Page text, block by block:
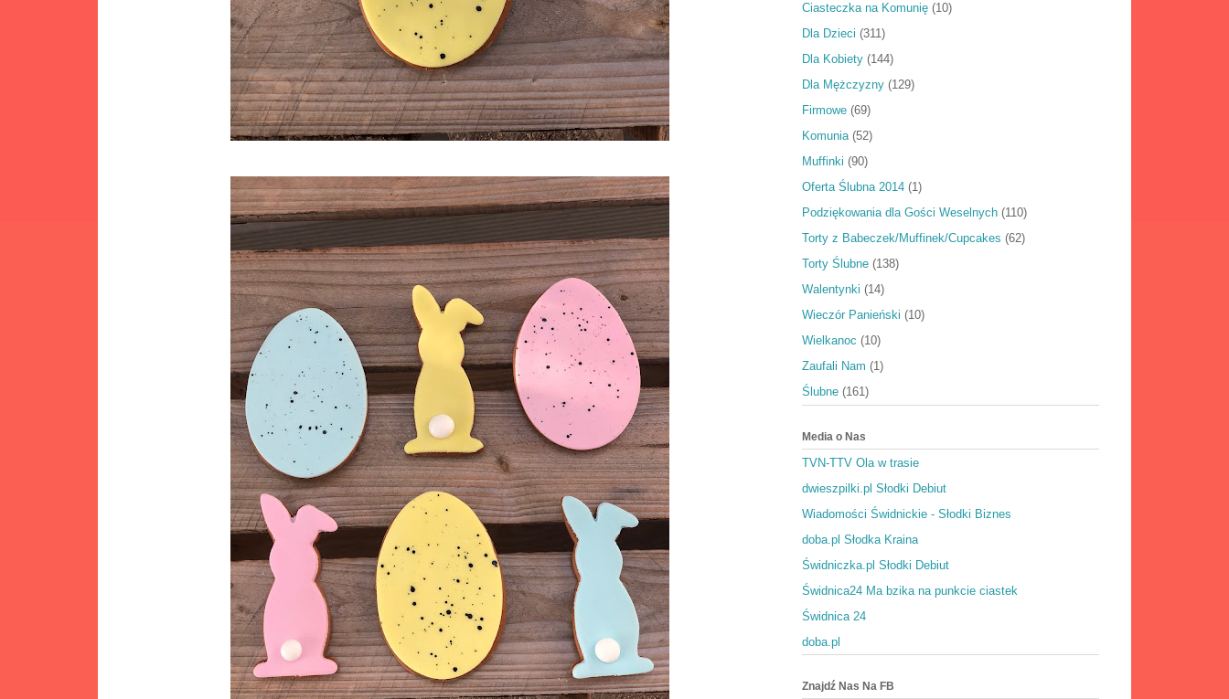
Ciasteczka na Komunię (10)
Dla Dzieci (311)
Dla Kobiety (144)
Dla Mężczyzny (129)
Firmowe (69)
Komunia (52)
Muffinki (90)
Oferta Ślubna 2014 (1)
Podziękowania dla Gości Weselnych (110)
Torty z Babeczek/Muffinek/Cupcakes (62)
Torty Ślubne (138)
Walentynki (14)
Wieczór Panieński (10)
Wielkanoc (10)
Zaufali Nam (1)
Ślubne (161)
Media o Nas
TVN-TTV Ola w trasie
dwieszpilki.pl Słodki Debiut
Wiadomości Świdnickie - Słodki Biznes
doba.pl Słodka Kraina
Świdniczka.pl Słodki Debiut
Świdnica24 Ma bzika na punkcie ciastek
Świdnica 24
doba.pl
Znajdź Nas Na FB